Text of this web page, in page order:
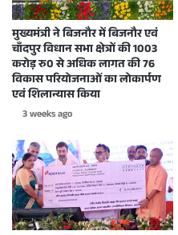
मुख्यमंत्री ने बिजनौर में बिजनौर एवं
चाँदपुर विधान सभा क्षेत्रों की 1003
करोड़ रु0 से अधिक लागत की 76
विकास परियोजनाओं का लोकार्पण
एवं शिलान्यास किया
3 weeks ago